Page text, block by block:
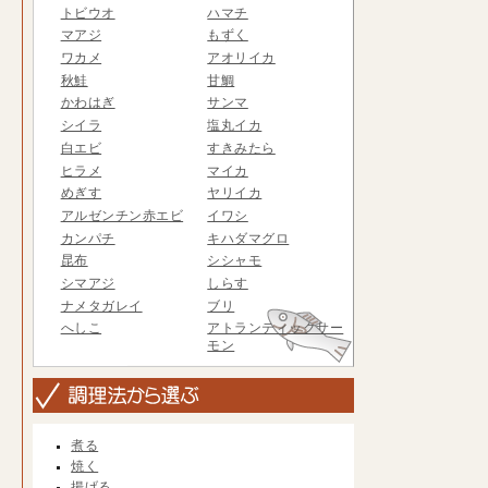
トビウオ
ハマチ
マアジ
もずく
ワカメ
アオリイカ
秋鮭
甘鯛
かわはぎ
サンマ
シイラ
塩丸イカ
白エビ
すきみたら
ヒラメ
マイカ
めぎす
ヤリイカ
アルゼンチン赤エビ
イワシ
カンパチ
キハダマグロ
昆布
シシャモ
シマアジ
しらす
ナメタガレイ
ブリ
へしこ
アトランティックサー
モン
煮る
焼く